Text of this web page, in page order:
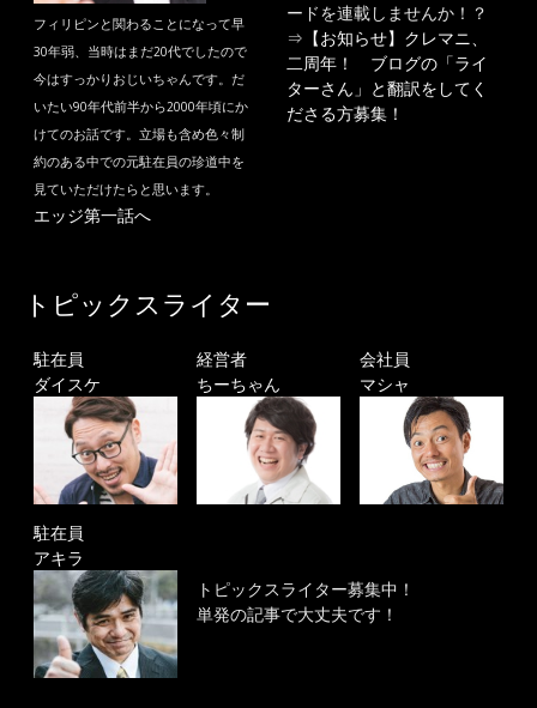
フィリピンと関わることになって早
30年弱、当時はまだ20代でしたので
今はすっかりおじいちゃんです。だ
いたい90年代前半から2000年頃にか
けてのお話です。立場も含め色々制
約のある中での元駐在員の珍道中を
見ていただけたらと思います。
エッジ第一話へ
ードを連載しませんか！？
⇒ 【お知らせ】クレマニ、
二周年！ ブログの「ライ
ターさん」と翻訳をしてく
ださる方募集！
トピックスライター
駐在員
ダイスケ
経営者
ちーちゃん
会社員
マシャ
駐在員
アキラ
トピックスライター募集中！
単発の記事で大丈夫です！